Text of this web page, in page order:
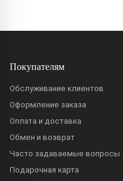
Покупателям
Обслуживание клиентов
Оформление заказа
Оплата и доставка
Обмен и возврат
Часто задаваемые вопросы
Подарочная карта